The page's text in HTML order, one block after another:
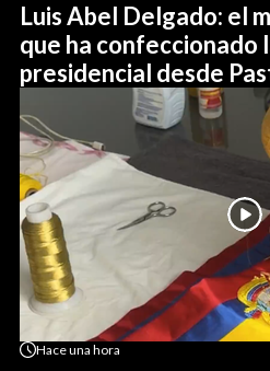
Luis Abel Delgado: el
que ha confeccionado
presidencial desde
Haceuna hora